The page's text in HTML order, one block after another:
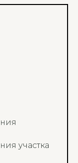
участка